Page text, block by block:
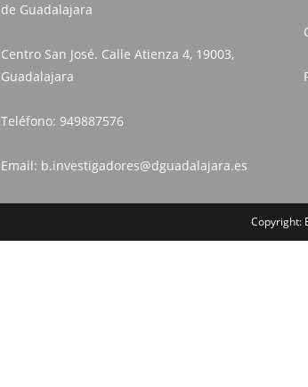
de Guadalajara
Centro San José. Calle Atienza 4, 19003,
Guadalajara
Teléfono: 949887576
Email: b.investigadores@dguadalajara.es
Copyright: